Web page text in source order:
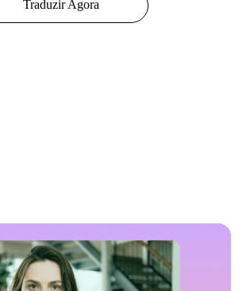
Traduzir Agora